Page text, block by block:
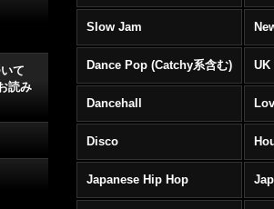
て
読み
Slow Jam
Dance Pop (Catchy系含む) UK
Dancehall
Disco
Japanese Hip Hop